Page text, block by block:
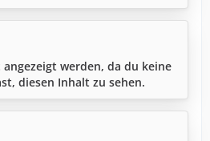
werden, da du keine
diesen Inhalt zu sehen.